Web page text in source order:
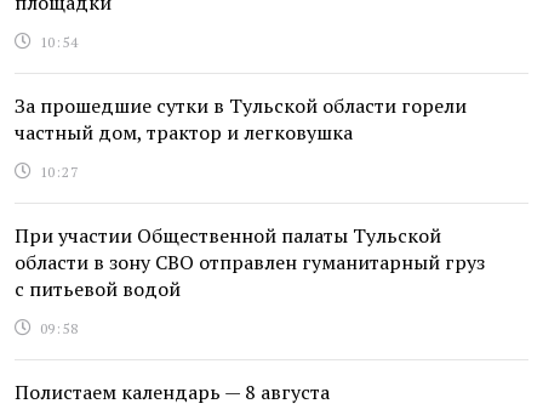
10:54
За прошедшие сутки в Тульской области горели
частный дом, трактор и легковушка
10:27
При участии Общественной палаты Тульской
области в зону СВО отправлен гуманитарный груз
с питьевой водой
09:58
Полистаем календарь — 8 августа